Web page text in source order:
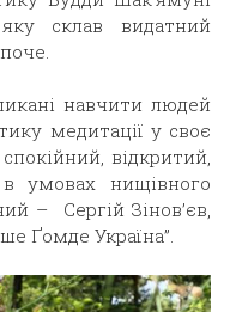
яку склав видатний
навчити людей
медитації у своє
відкритий,
умовах нищівного
– Сергій Зінов’єв,
Ґомде Україна”.